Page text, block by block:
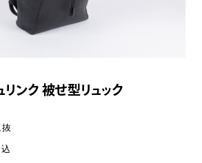
ンク 被せ型リュック